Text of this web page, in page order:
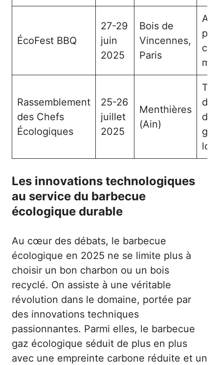
ÉcoFest BBQ
27-29
juin
2025
Bois de
Vincennes,
Paris
Rassemblement
des Chefs
Écologiques
25-26
juillet
2025
Menthières
(Ain)
de
Les innovations technologiques
au service du barbecue
écologique durable
Au cœur des débats, le barbecue
écologique en 2025 ne se limite plus à
choisir un bon charbon ou un bois
recyclé. On assiste à une véritable
révolution dans le domaine, portée par
des innovations techniques
passionnantes. Parmi elles, le barbecue
gaz écologique séduit de plus en plus
avec une empreinte carbone réduite et un